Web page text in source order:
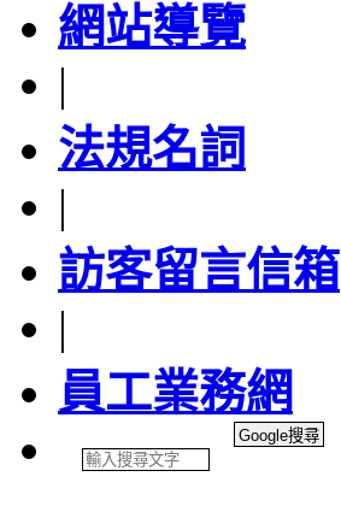
網站導覽
|
法規名詞
|
訪客留言信箱
|
員工業務網